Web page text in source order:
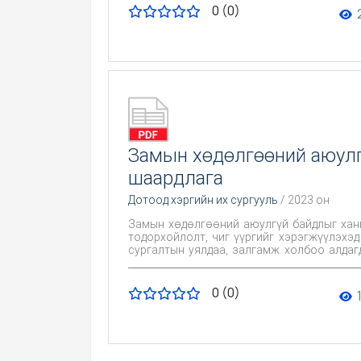
баталгаатай хангах, хамгаалах явдал
орчны өнөөгийн байдал энэ салбарт
улсын чиг хандлага, тулгамдаж байгаа
0 (0)
Замын хөдөлгөөний
шаардлага
Дотоод хэргийн их сургууль / 2023 он
Замын хөдөлгөөний аюулгүй байдлыг
тодорхойлолт, чиг үүргийг
сургалтын уялдаа, залгамж холбоо
судалж, мэргэжлийн онцлог, хувь хүний
боловсронгуй болгох зайлшгүй
зүйлүүд, тэдгээрийн хүрээнд дэвшүүлж
0 (0)